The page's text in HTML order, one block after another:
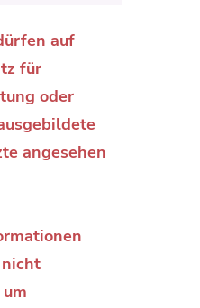
auf
für
oder
angesehen